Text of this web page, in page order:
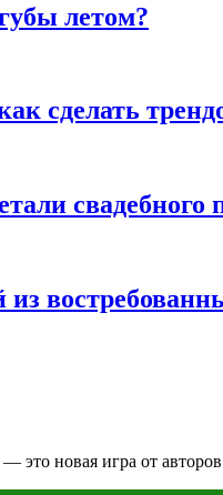
летом?
сделать
свадебного
это новая игра от